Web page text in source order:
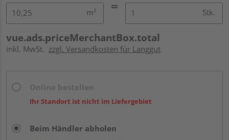
m² Stk.
vue.ads.priceMerchantBox.total
inkl. MwSt. zzgl. Versandkosten für Langgut
Ihr Standort ist nicht im Liefergebiet
Beim Händler abholen